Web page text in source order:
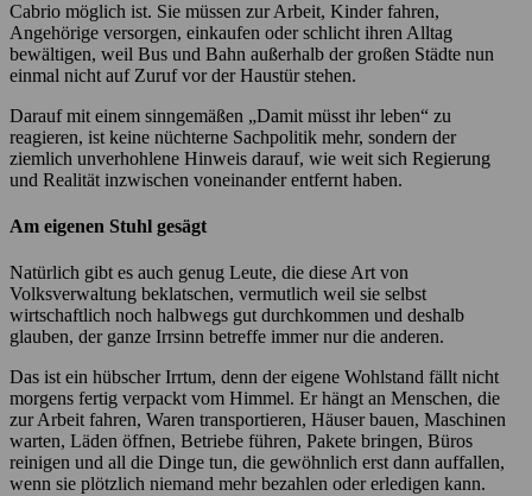
Cabrio möglich ist. Sie müssen zur Arbeit, Kinder fahren,
Angehörige versorgen, einkaufen oder schlicht ihren Alltag
bewältigen, weil Bus und Bahn außerhalb der großen Städte nun
einmal nicht auf Zuruf vor der Haustür stehen.
Darauf mit einem sinngemäßen „Damit müsst ihr leben“ zu
reagieren, ist keine nüchterne Sachpolitik mehr, sondern der
ziemlich unverhohlene Hinweis darauf, wie weit sich Regierung
und Realität inzwischen voneinander entfernt haben.
Am eigenen Stuhl gesägt
Natürlich gibt es auch genug Leute, die diese Art von
Volksverwaltung beklatschen, vermutlich weil sie selbst
wirtschaftlich noch halbwegs gut durchkommen und deshalb
glauben, der ganze Irrsinn betreffe immer nur die anderen.
Das ist ein hübscher Irrtum, denn der eigene Wohlstand fällt nicht
morgens fertig verpackt vom Himmel. Er hängt an Menschen, die
zur Arbeit fahren, Waren transportieren, Häuser bauen, Maschinen
warten, Läden öffnen, Betriebe führen, Pakete bringen, Büros
reinigen und all die Dinge tun, die gewöhnlich erst dann auffallen,
wenn sie plötzlich niemand mehr bezahlen oder erledigen kann.